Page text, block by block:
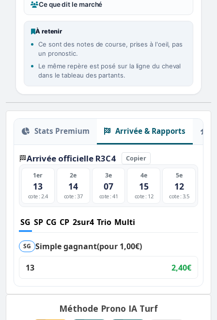
Ce que dit le marché
À retenir
Ce sont des notes de course, prises à l'oeil, pas
un pronostic.
Le même repère est posé sur la ligne du cheval
dans le tableau des partants.
Stats Premium Arrivée & Rapports
🏁Arrivée officielle R3C4 Copier
1er
13
cote : 2.4
2e
14
cote : 37
3e
07
cote : 41
4e
15
cote : 12
5e
12
cote : 3.5
SG SP CG CP 2sur4 Trio Multi
SG Simple gagnant(pour 1,00€)
13
2,40€
Méthode Prono IA Turf